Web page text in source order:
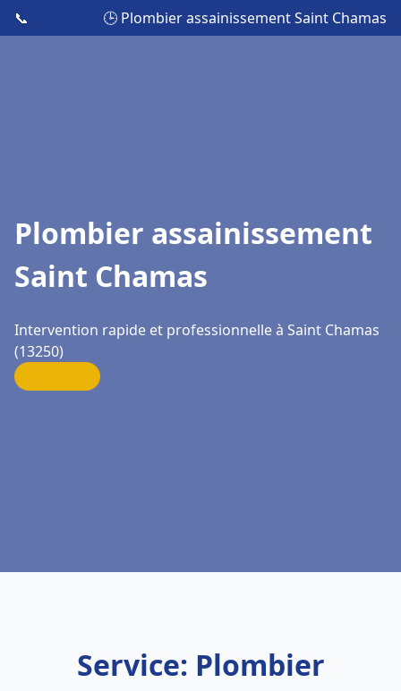
📞 🕒 Plombier assainissement Saint Chamas
Plombier assainissement
Saint Chamas
Intervention rapide et professionnelle à Saint Chamas
(13250)
Service: Plombier